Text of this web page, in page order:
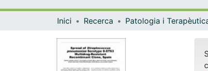
Inici Recerca